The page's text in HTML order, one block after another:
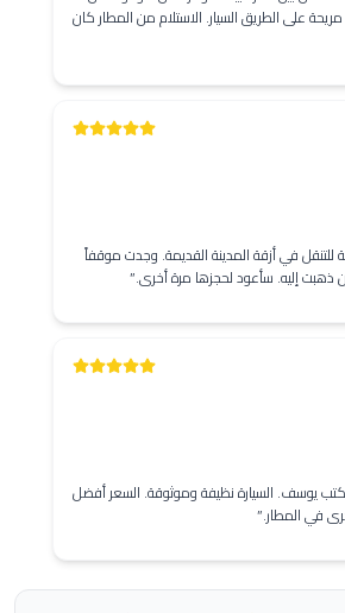
السيار. الاستلام من المطار كان
المدينة القديمة. وجدت موقفاً
لحجزها مرة أخرى.”
نظيفة وموثوقة. السعر أفضل
”